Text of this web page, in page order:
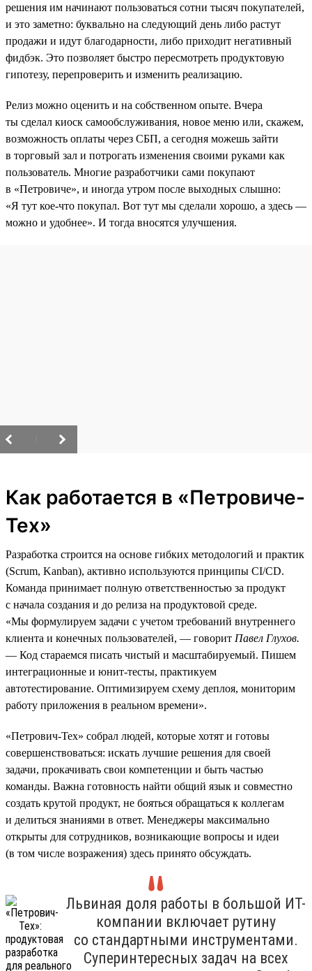
решения им начинают пользоваться сотни тысяч покупателей,
и это заметно: буквально на следующий день либо растут
продажи и идут благодарности, либо приходит негативный
фидбэк. Это позволяет быстро пересмотреть продуктовую
гипотезу, перепроверить и изменить реализацию.
Релиз можно оценить и на собственном опыте. Вчера
ты сделал киоск самообслуживания, новое меню или, скажем,
возможность оплаты через СБП, а сегодня можешь зайти
в торговый зал и потрогать изменения своими руками как
пользователь. Многие разработчики сами покупают
в «Петровиче», и иногда утром после выходных слышно:
«Я тут кое-что покупал. Вот тут мы сделали хорошо, а здесь —
можно и удобнее». И тогда вносятся улучшения.
Как работается в «Петровиче-
Тех»
Разработка строится на основе гибких методологий и практик
(Scrum, Kanban), активно используются принципы CI/CD.
Команда принимает полную ответственностью за продукт
с начала создания и до релиза на продуктовой среде.
«Мы формулируем задачи с учетом требований внутреннего
клиента и конечных пользователей, — говорит Павел Глухов.
— Код стараемся писать чистый и масштабируемый. Пишем
интеграционные и юнит-тесты, практикуем
автотестирование. Оптимизируем схему деплоя, мониторим
работу приложения в реальном времени».
«Петрович-Тех» собрал людей, которые хотят и готовы
совершенствоваться: искать лучшие решения для своей
задачи, прокачивать свои компетенции и быть частью
команды. Важна готовность найти общий язык и совместно
создать крутой продукт, не бояться обращаться к коллегам
и делиться знаниями в ответ. Менеджеры максимально
открыты для сотрудников, возникающие вопросы и идеи
(в том числе возражения) здесь принято обсуждать.
Львиная доля работы в большой ИТ-
компании включает рутину
со стандартными инструментами.
Суперинтересных задач на всех